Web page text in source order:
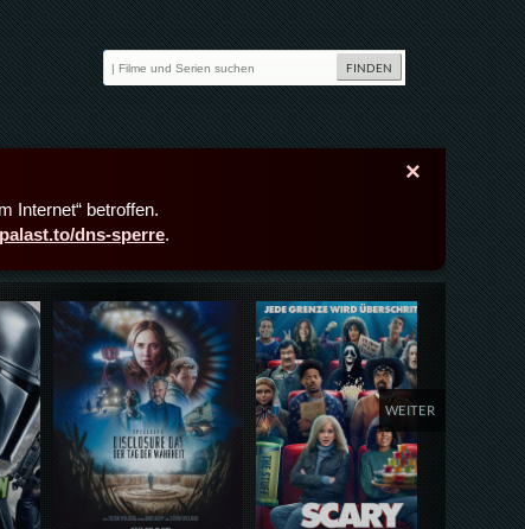
×
Internet“ betroffen.
dns-sperre.
Details,Play Details,Play
WEITER